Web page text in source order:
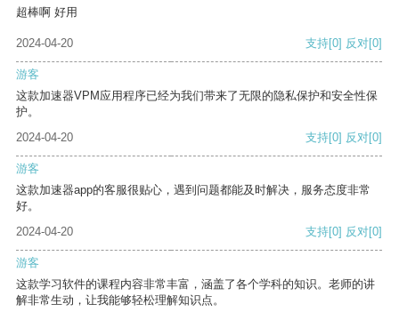
超棒啊 好用
2024-04-20 支持[0] 反对[0]
游客
这款加速器VPM应用程序已经为我们带来了无限的隐私保护和安全性保
护。
2024-04-20
支持[0] 反对[0]
游客
这款加速器app的客服很贴心，遇到问题都能及时解决，服务态度非常
好。
2024-04-20
支持[0] 反对[0]
游客
这款学习软件的课程内容非常丰富，涵盖了各个学科的知识。老师的讲
解非常生动，让我能够轻松理解知识点。